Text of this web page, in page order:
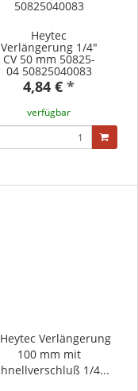
Heytec
Verlängerung 1/4"
CV 50 mm 50825-
04 50825040083
4,84 € *
verfügbar